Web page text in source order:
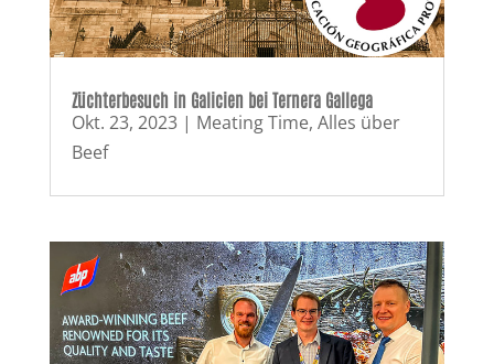
Züchterbesuch in Galicien bei Ternera Gallega
Okt. 23, 2023| Meating Time, Alles über
Beef